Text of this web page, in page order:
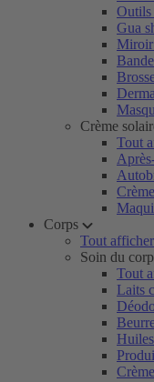
Outils
Gua
Miroir
Crème
Tout
Corps
Tout afficher
Soin du
Tout
Laits